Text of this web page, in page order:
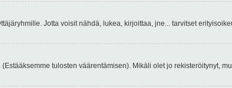
Jotta voisit nähdä, lukea, kirjoittaa, jne... tarvitset
tulosten väärentämisen). Mikäli olet jo rekisteröitynyt,